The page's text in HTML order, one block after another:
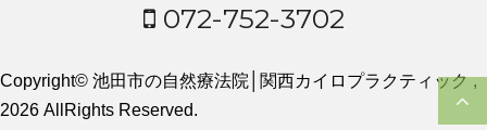
072-752-3702
Copyright© 池田市の自然療法院│関西カイロプラクティック ,
2026 AllRights Reserved.